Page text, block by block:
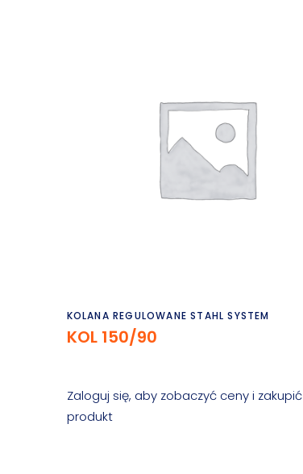
Czytaj dalej
KOLANA REGULOWANE STAHL SYSTEM
KOL 150/90
Zaloguj się, aby zobaczyć ceny i zakupić
produkt